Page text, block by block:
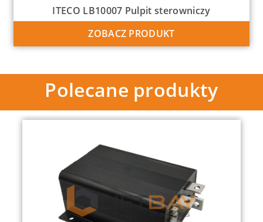
ITECO LB10007 Pulpit sterowniczy
ZOBACZ PRODUKT
Polecane produkty